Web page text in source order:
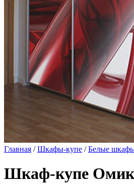
Главная /Шкафы-купе /Белые
Шкаф-купе